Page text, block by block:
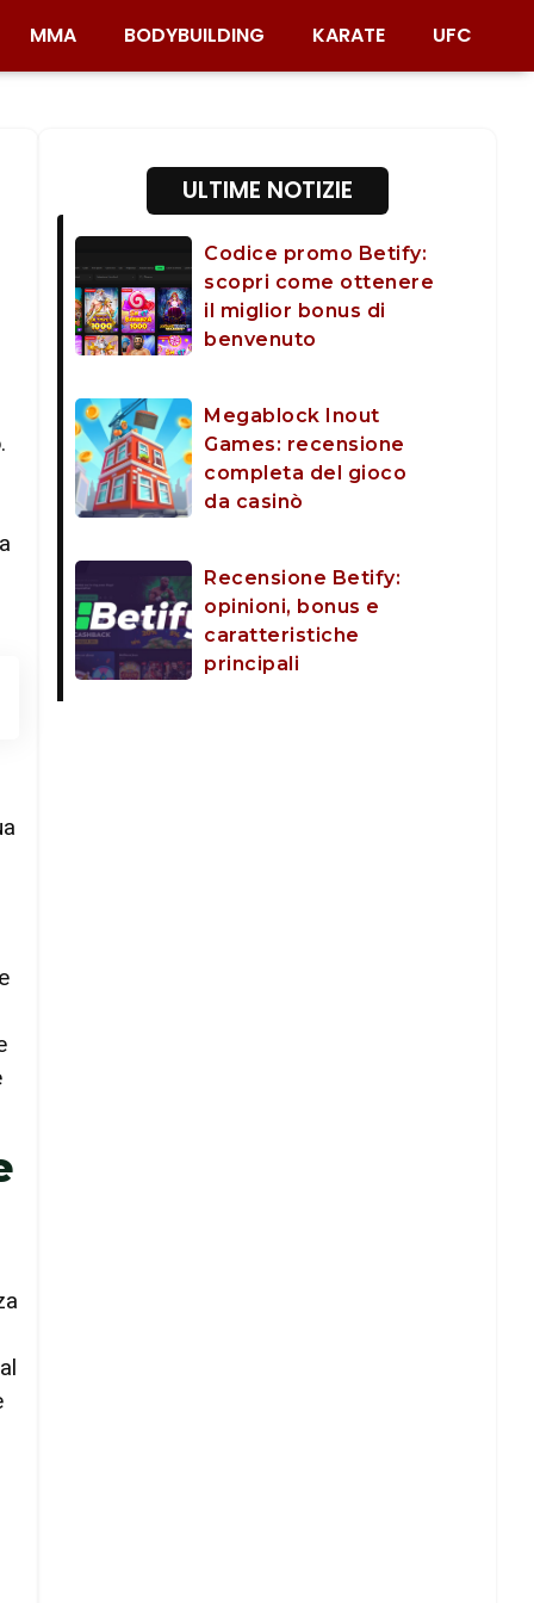
MMA BODYBUILDING KARATE UFC
.
ULTIME NOTIZIE
Codice promo Betify:
scopri come ottenere
il miglior bonus di
benvenuto
Megablock Inout
Games: recensione
completa del gioco
da casinò
Recensione Betify:
opinioni, bonus e
caratteristiche
principali